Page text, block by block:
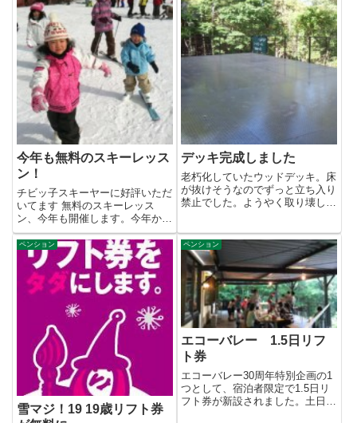
今年も無料のスキーレッス
ン！
チビッ子スキーヤーに好評いただ
いてます 無料のスキーレッス
ン、今年も開催します。今年か
ら、一度一緒に滑った子で同レベ
ルな...
デッキ完成しました
老朽化していたウッドデッキ。床
が抜けそうなのでずっと立ち入り
禁止でした。ようやく取り壊し、
ペンション
雪マジ！19 19歳リフト券
ペンション
エコーバレー 1.5日リフ
ト券
エコーバレー30周年特別企画の1
つとして、宿泊者限定で1.5日リ
フト券が新設されました。土日祝